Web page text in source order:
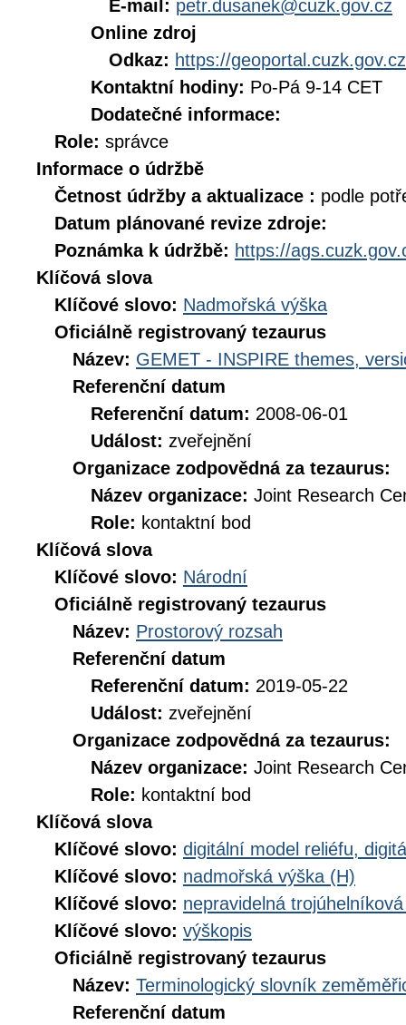
E-mail: petr.dusanek@cuzk.gov.cz
Online zdroj
Odkaz: https://geoportal.cuzk.gov.cz
Kontaktní hodiny: Po-Pá 9-14 CET
Dodatečné informace:
Role: správce
Informace o údržbě
Četnost údržby a aktualizace : podle
Datum plánované revize zdroje:
Poznámka k údržbě: https://
Klíčová slova
Klíčové slovo: Nadmořská výška
Oficiálně registrovaný tezaurus
Název: GEMET - INSPIRE themes,
Referenční datum
Referenční datum: 2008-06-01
Událost: zveřejnění
Organizace zodpovědná za tezaurus:
Název organizace: Joint Research
Role: kontaktní bod
Klíčová slova
Klíčové slovo: Národní
Oficiálně registrovaný tezaurus
Název: Prostorový rozsah
Referenční datum
Referenční datum: 2019-05-22
Událost: zveřejnění
Organizace zodpovědná za tezaurus:
Název organizace: Joint Research
Role: kontaktní bod
Klíčová slova
Klíčové slovo: digitální model reliéfu,
Klíčové slovo: nadmořská výška (H)
Klíčové slovo: nepravidelná
Klíčové slovo: výškopis
Oficiálně registrovaný tezaurus
Název: Terminologický slovník
Referenční datum